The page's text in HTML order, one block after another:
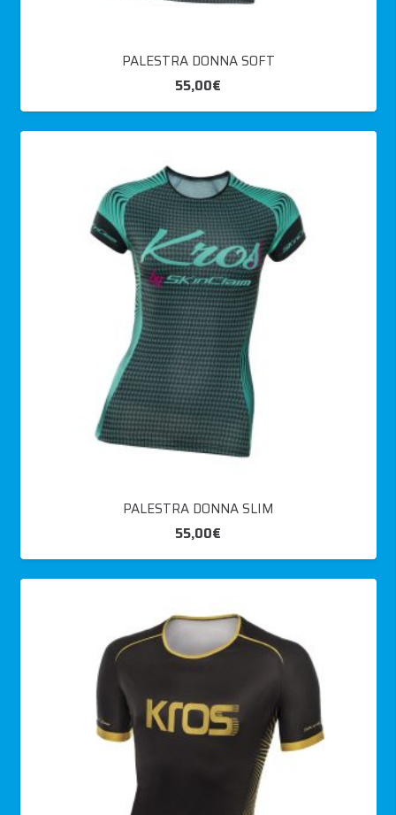
PALESTRA DONNA SOFT
55,00€
PALESTRA DONNA SLIM
55,00€